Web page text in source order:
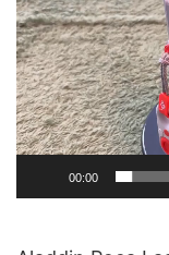
レ
ー
ヤ
ー
00:00